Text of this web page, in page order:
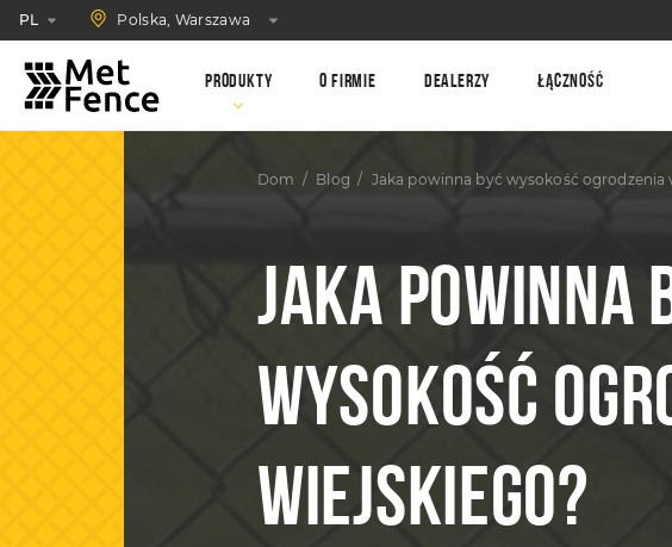
PL Polska, Warszawa
Produkty O firmie Dealerzy Łączność
Dom Blog Jaka powinna być wysokość ogrodzenia
JAKA POWINNA
WYSOKOŚĆ
WIEJSKIEGO?